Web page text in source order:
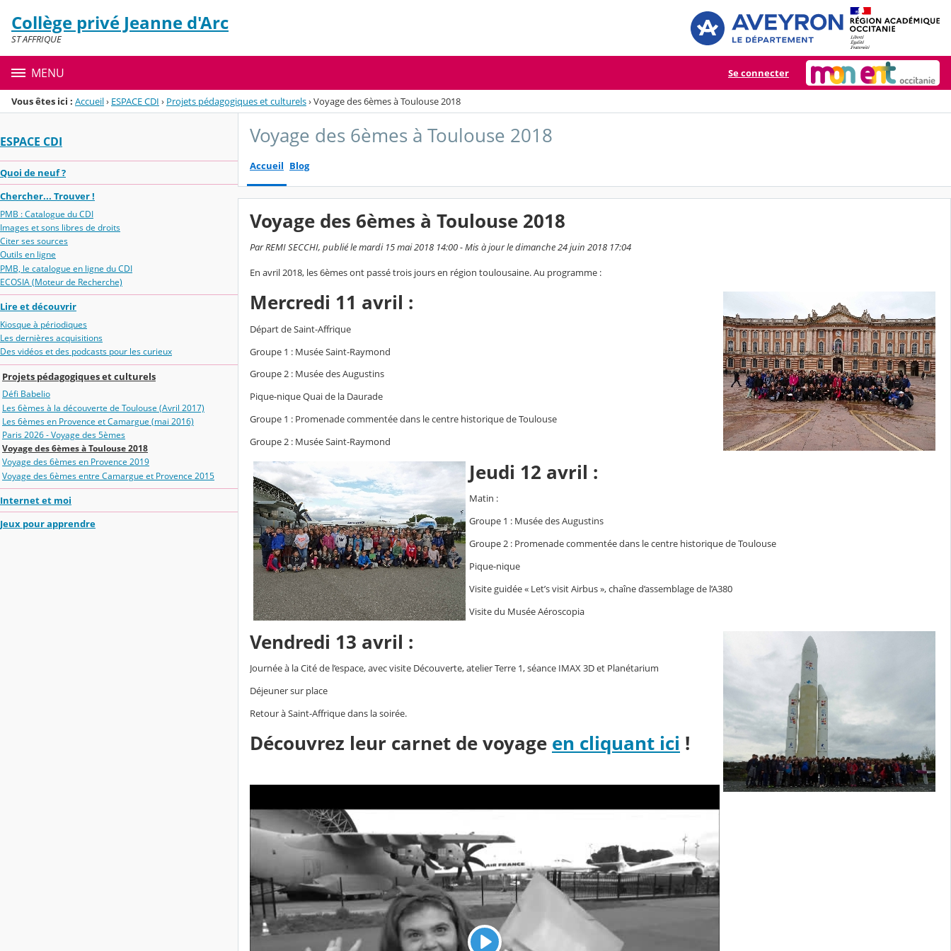
Menu de la rubrique
Contenu
Collège privé Jeanne d'Arc
ST AFFRIQUE
MENU Se connecter
Vous êtes ici : Accueil› ESPACE CDI › Projets pédagogiques et culturels›Voyage des 6èmes à Toulouse 2018
ESPACE CDI
Quoi de neuf ?
Chercher... Trouver !
PMB : Catalogue du CDI
Images et sons libres de droits
Citer ses sources
Outils en ligne
PMB, le catalogue en ligne du CDI
ECOSIA (Moteur de Recherche)
Lire et découvrir
Kiosque à périodiques
Les dernières acquisitions
Des vidéos et des podcasts pour les curieux
Projets pédagogiques et culturels
Défi Babelio
Les 6èmes à la découverte de Toulouse (Avril 2017)
Les 6èmes en Provence et Camargue (mai 2016)
Paris 2026 - Voyage des 5èmes
Voyage des 6èmes à Toulouse 2018
Voyage des 6èmes en Provence 2019
Voyage des 6èmes entre Camargue et Provence 2015
Internet et moi
Jeux pour apprendre
Voyage des 6èmes à Toulouse 2018
Accueil Blog
Voyage des 6èmes à Toulouse 2018
Par REMI SECCHI, publié le mardi 15 mai 2018 14:00 - Mis à jour le dimanche 24 juin 2018 17:04
En avril 2018, les 6èmes ont passé trois jours en région toulousaine. Au programme :
Mercredi 11 avril :
Départ de Saint-Affrique
Groupe 1 : Musée Saint-Raymond
Groupe 2 : Musée des Augustins
Pique-nique Quai de la Daurade
Groupe 1 : Promenade commentée dans le centre historique de Toulouse
Groupe 2 : Musée Saint-Raymond
Jeudi 12 avril :
Matin :
Groupe 1 : Musée des Augustins
Groupe 2 : Promenade commentée dans le centre historique de Toulouse
Pique-nique
Visite guidée « Let’s visit Airbus », chaîne d’assemblage de l’A380
Visite du Musée Aéroscopia
Vendredi 13 avril :
Journée à la Cité de l’espace, avec visite Découverte, atelier Terre 1, séance IMAX 3D et Planétarium
Déjeuner sur place
Retour à Saint-Affrique dans la soirée.
Découvrez leur carnet de voyage en cliquant ici !